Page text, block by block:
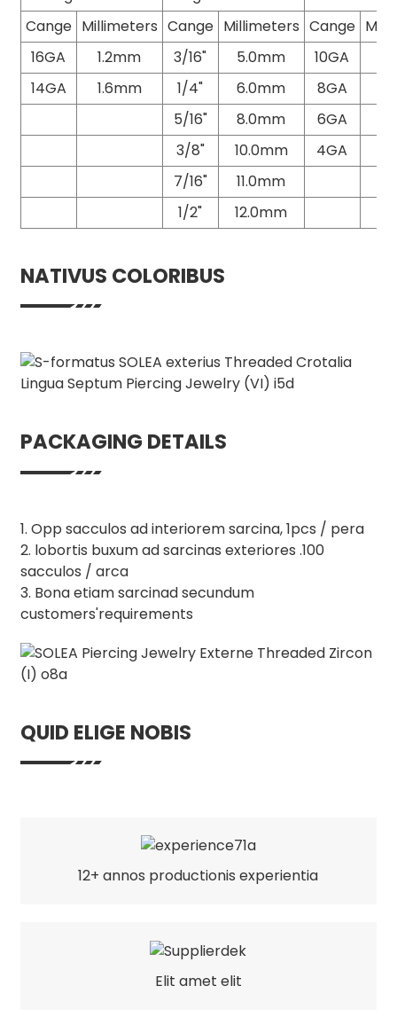
Cange Millimeters Cange Millimeters Cange
16GA
1.2mm 3/16" 5.0mm 10GA
14GA
1.6mm 1/4" 6.0mm 8GA
5/16"
8.0mm 6GA
3/8"
10.0mm 4GA
7/16"
11.0mm
1/2"
12.0mm
NATIVUS COLORIBUS
PACKAGING DETAILS
1. Opp sacculos ad interiorem sarcina, 1pcs / pera
2. lobortis buxum ad sarcinas exteriores .100
sacculos / arca
3. Bona etiam sarcinad secundum
customers'requirements
QUID ELIGE NOBIS
12+ annos productionis experientia
Elit amet elit